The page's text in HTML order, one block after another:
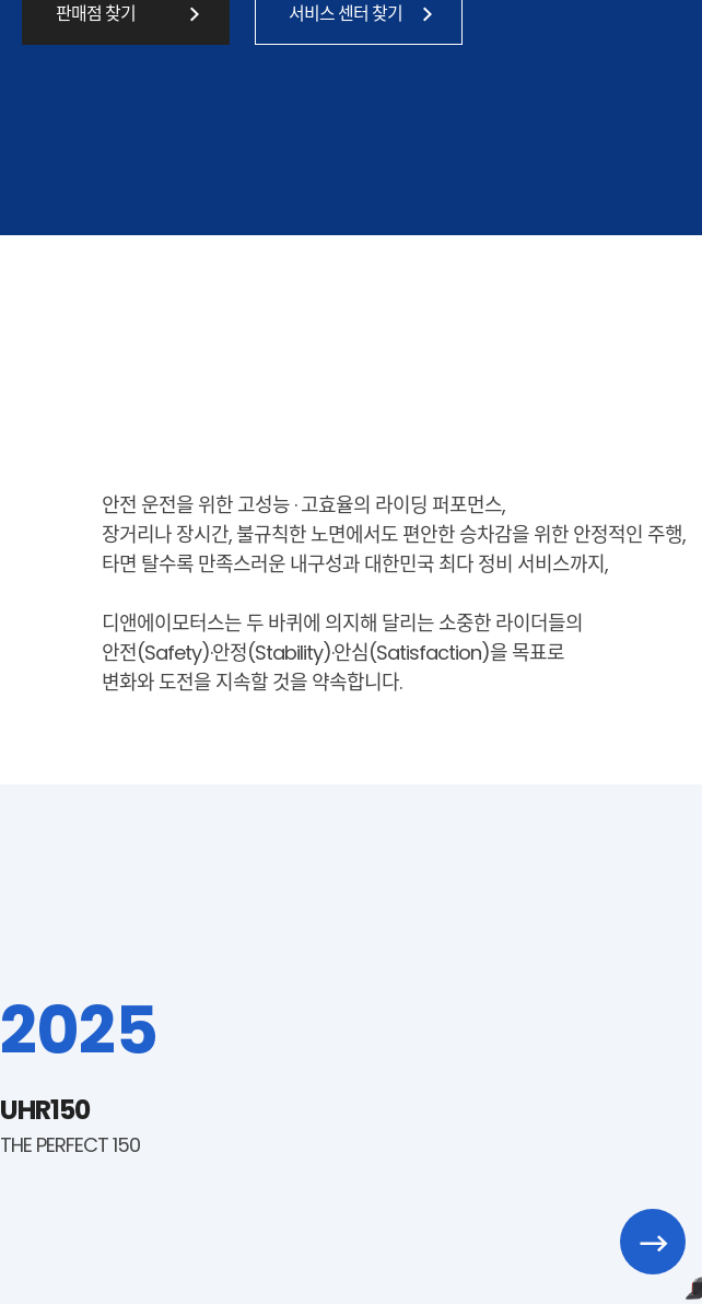
판매점 찾기 서비스 센터 찾기
안전 운전을 위한 고성능 · 고효율의 라이딩 퍼포먼스,
장거리나 장시간, 불규칙한 노면에서도 편안한 승차감을 위한 안정적인 주행,
타면 탈수록 만족스러운 내구성과 대한민국 최다 정비 서비스까지,
디앤에이모터스는 두 바퀴에 의지해 달리는 소중한 라이더들의
안전(Safety)·안정(Stability)·안심(Satisfaction)을 목표로
변화와 도전을 지속할 것을 약속합니다.
2025
UHR150
THE PERFECT 150